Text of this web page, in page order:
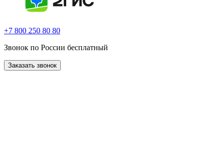
+7 800 250 80 80
Звонок по России бесплатный
Заказать звонок